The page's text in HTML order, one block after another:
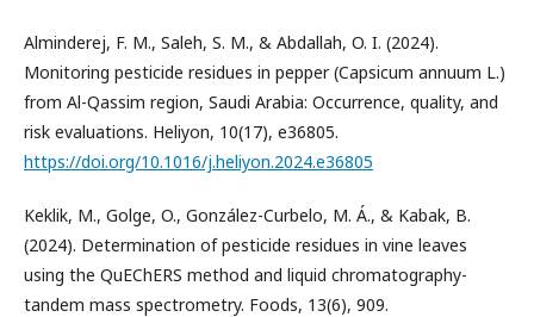
Alminderej, F. M., Saleh, S. M., & Abdallah, O. I. (2024).
Monitoring pesticide residues in pepper (Capsicum annuum L.)
from Al-Qassim region, Saudi Arabia: Occurrence, quality, and
risk evaluations. Heliyon, 10(17), e36805.
https://doi.org/10.1016/j.heliyon.2024.e36805
Keklik, M., Golge, O., González-Curbelo, M. Á., & Kabak, B.
(2024). Determination of pesticide residues in vine leaves
using the QuEChERS method and liquid chromatography-
tandem mass spectrometry. Foods, 13(6), 909.